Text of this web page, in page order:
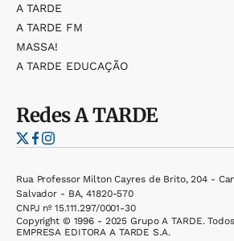
A TARDE
A TARDE FM
MASSA!
A TARDE EDUCAÇÃO
RedesA TARDE
Rua Professor Milton Cayres de Brito, 204 -
Salvador - BA, 41820-570
CNPJ nº 15.111.297/0001-30
Copyright © 1996 - 2025 Grupo A TARDE.
EMPRESA EDITORA A TARDE S.A.